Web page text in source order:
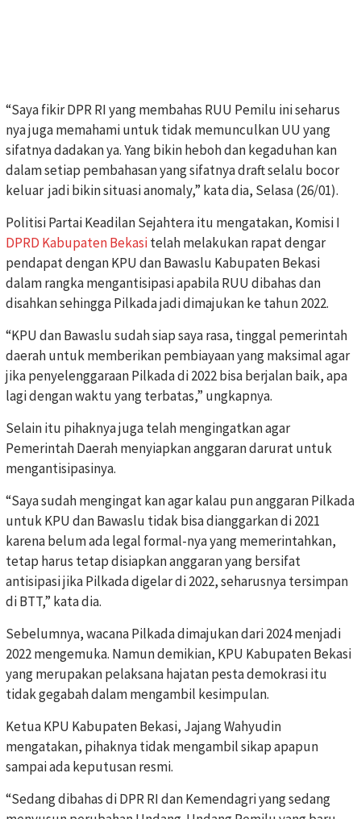
“Saya fikir DPR RI yang membahas RUU Pemilu ini seharus
nya juga memahami untuk tidak memunculkan UU yang
sifatnya dadakan ya. Yang bikin heboh dan kegaduhan kan
dalam setiap pembahasan yang sifatnya draft selalu bocor
keluar jadi bikin situasi anomaly,” kata dia, Selasa (26/01).
Politisi Partai Keadilan Sejahtera itu mengatakan, Komisi I
DPRD Kabupaten Bekasitelah melakukan rapat dengar
pendapat dengan KPU dan Bawaslu Kabupaten Bekasi
dalam rangka mengantisipasi apabila RUU dibahas dan
disahkan sehingga Pilkada jadi dimajukan ke tahun 2022.
“KPU dan Bawaslu sudah siap saya rasa, tinggal pemerintah
daerah untuk memberikan pembiayaan yang maksimal agar
jika penyelenggaraan Pilkada di 2022 bisa berjalan baik, apa
lagi dengan waktu yang terbatas,” ungkapnya.
Selain itu pihaknya juga telah mengingatkan agar
Pemerintah Daerah menyiapkan anggaran darurat untuk
mengantisipasinya.
“Saya sudah mengingat kan agar kalau pun anggaran Pilkada
untuk KPU dan Bawaslu tidak bisa dianggarkan di 2021
karena belum ada legal formal-nya yang memerintahkan,
tetap harus tetap disiapkan anggaran yang bersifat
antisipasi jika Pilkada digelar di 2022, seharusnya tersimpan
di BTT,” kata dia.
Sebelumnya, wacana Pilkada dimajukan dari 2024 menjadi
2022 mengemuka. Namun demikian, KPU Kabupaten Bekasi
yang merupakan pelaksana hajatan pesta demokrasi itu
tidak gegabah dalam mengambil kesimpulan.
Ketua KPU Kabupaten Bekasi, Jajang Wahyudin
mengatakan, pihaknya tidak mengambil sikap apapun
sampai ada keputusan resmi.
“Sedang dibahas di DPR RI dan Kemendagri yang sedang